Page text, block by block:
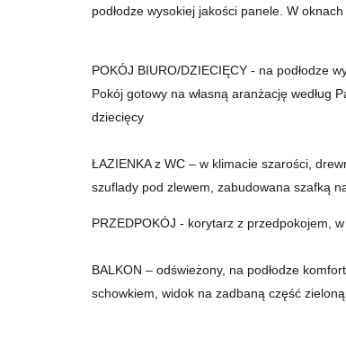
podłodze wysokiej jakości panele. W
POKÓJ BIURO/DZIECIĘCY - na podłodze
Pokój gotowy na własną aranżację według
dziecięcy
ŁAZIENKA z WC – w klimacie szarości,
szuflady pod zlewem, zabudowana szafką
PRZEDPOKÓJ - korytarz z przedpokojem,
BALKON – odświeżony, na podłodze
schowkiem, widok na zadbaną część zieloną